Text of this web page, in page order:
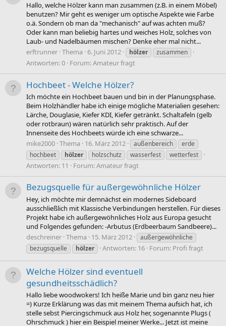
Hallo, welche Hölzer kann man zusammen (z.B. in einem Möbel)
benutzen? Mir geht es weniger um optische Aspekte wie Farbe
o.ä. Sondern ob man da "mechanisch" auf was achten muß?
Oder kann man beliebig hartes und weiches Holz, solches von
Laub- und Nadelbäumen mischen? Denke eher mal nicht...
erftrunner Thema 6. Juni 2012 hölzer zusammen
Antworten: 0 Forum:Amateur fragt
Hochbeet - Welche Hölzer?
Ich möchte ein Hochbeet bauen und bin in der Planungsphase.
Beim Holzhändler habe ich einige mögliche Materialien gesehen:
Lärche, Douglasie, Kiefer KDI, Kiefer getränkt. Schaltafeln (gelb
oder rotbraun) wären natürlich sehr praktisch. Auf der
Innenseite des Hochbeets würde ich eine schwarze...
mike2000 Thema 16. März 2012 außenbereich
erde
hochbeet
hölzer holzschutz wasserfest wetterfest
Antworten: 11 Forum:Amateur fragt
Bezugsquelle für außergewöhnliche Hölzer
Hey, ich möchte mir demnächst ein modernes Sideboard
ausschließlich mit Klassische Verbindungen herstellen. Für dieses
Projekt habe ich außergewöhnliches Holz aus Europa gesucht
und Folgendes gefunden: -Arbutus (Erdbeerbaum Sandbeere)...
deschreiner Thema 15. März 2012
außergewöhnliche
bezugsquelle
hölzer Antworten: 16 Forum: Profi fragt
Welche Hölzer sind eventuell
gesundheitsschädlich?
Hallo liebe woodwokers! Ich heiße Marie und bin ganz neu hier
=) Kurze Erklärung was das mit meinem Thema aufsich hat, ich
stelle sebst Piercingschmuck aus Holz her, sogenannte Plugs (
Ohrschmuck ) hier ein Beispiel meiner Werke... Jetzt ist meine